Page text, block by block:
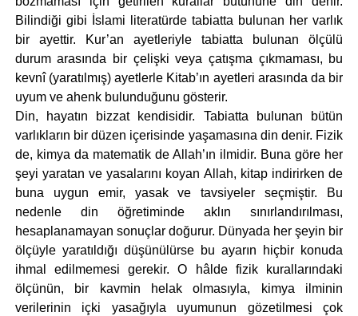
Bilindiği gibi İslami literatürde tabiatta bulunan her varlık
bir ayettir. Kur’an ayetleriyle tabiatta bulunan ölçülü
durum arasında bir çelişki veya çatışma çıkmaması, bu
kevnî (yaratılmış) ayetlerle Kitab’ın ayetleri arasında da bir
uyum ve ahenk bulunduğunu gösterir.
Din, hayatın bizzat kendisidir. Tabiatta bulunan bütün
varlıkların bir düzen içerisinde yaşamasına din denir. Fizik
de, kimya da matematik de Allah’ın ilmidir. Buna göre her
şeyi yaratan ve yasalarını koyan Allah, kitap indirirken de
buna uygun emir, yasak ve tavsiyeler seçmiştir. Bu
nedenle din öğretiminde aklın sınırlandırılması,
hesaplanamayan sonuçlar doğurur. Dünyada her şeyin bir
ölçüyle yaratıldığı düşünülürse bu ayarın hiçbir konuda
ihmal edilmemesi gerekir. O hâlde fizik kurallarındaki
ölçünün, bir kavmin helak olmasıyla, kimya ilminin
verilerinin içki yasağıyla uyumunun gözetilmesi çok